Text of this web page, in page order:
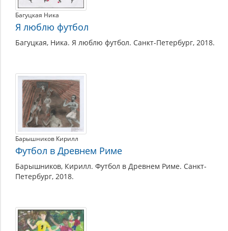
Багуцкая Ника
Я люблю футбол
Багуцкая, Ника. Я люблю футбол. Санкт-Петербург, 2018.
Барышников Кирилл
Футбол в Древнем Риме
Барышников, Кирилл. Футбол в Древнем Риме. Санкт-
Петербург, 2018.